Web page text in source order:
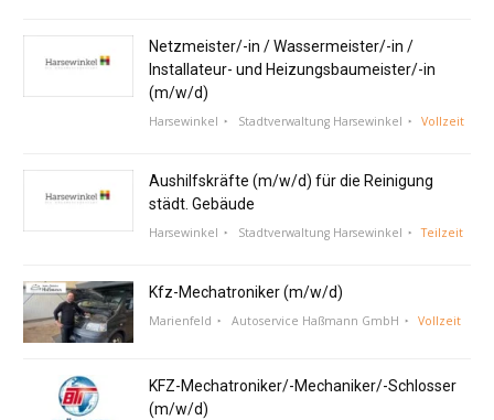
Netzmeister/-in / Wassermeister/-in /
Installateur- und Heizungsbaumeister/-in
(m/w/d)
Harsewinkel Stadtverwaltung Harsewinkel Vollzeit
Aushilfskräfte (m/w/d) für die Reinigung
städt. Gebäude
Harsewinkel Stadtverwaltung Harsewinkel Teilzeit
Kfz-Mechatroniker (m/w/d)
Marienfeld Autoservice Haßmann GmbH Vollzeit
KFZ-Mechatroniker/-Mechaniker/-Schlosser
(m/w/d)